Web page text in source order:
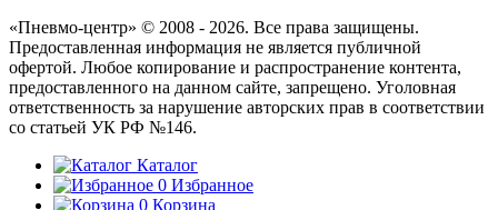
«Пневмо-центр» © 2008 - 2026. Все права защищены.
Предоставленная информация не является публичной
офертой. Любое копирование и распространение контента,
предоставленного на данном сайте, запрещено. Уголовная
ответственность за нарушение авторских прав в соответствии
со статьей УК РФ №146.
Каталог
0 Избранное
0 Корзина